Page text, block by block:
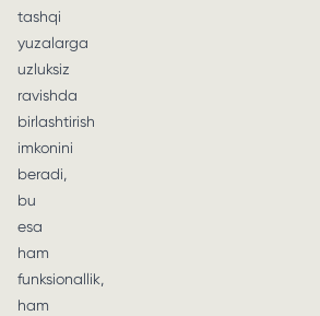
tashqi
yuzalarga
uzluksiz
ravishda
birlashtirish
imkonini
beradi,
bu
esa
ham
funksionallik,
ham